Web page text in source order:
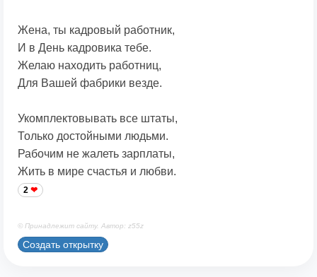
Жена, ты кадровый работник,
И в День кадровика тебе.
Желаю находить работниц,
Для Вашей фабрики везде.
Укомплектовывать все штаты,
Только достойными людьми.
Рабочим не жалеть зарплаты,
Жить в мире счастья и любви.
2
© Принадлежит сайту. Автор: z55z
Создать открытку